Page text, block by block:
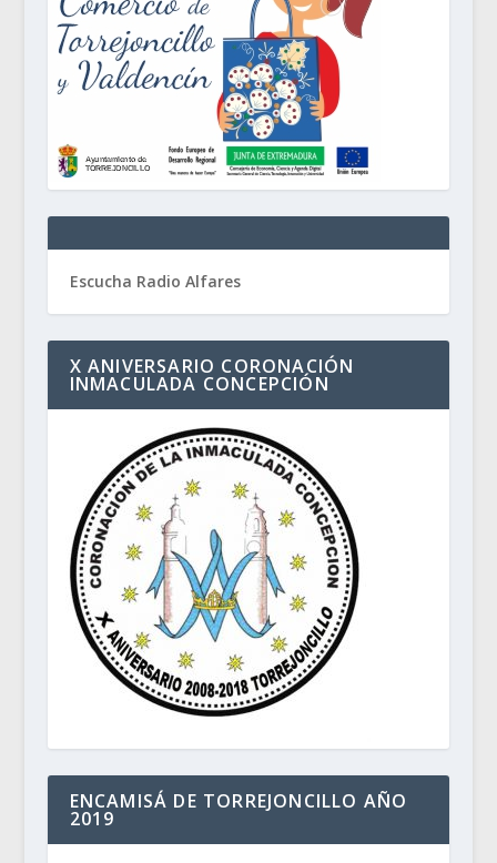
Escucha Radio Alfares
X ANIVERSARIO CORONACIÓN
INMACULADA CONCEPCIÓN
ENCAMISÁ DE TORREJONCILLO AÑO
2019